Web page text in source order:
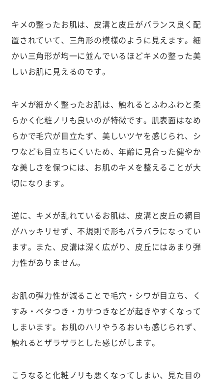
キメの整ったお肌は、皮溝と皮丘がバランス良く配
置されていて、三角形の模様のように見えます。細
かい三角形が均一に並んでいるほどキメの整った美
しいお肌に見えるのです。
キメが細かく整ったお肌は、触れるとふわふわと柔
らかく化粧ノリも良いのが特徴です。肌表面はなめ
らかで毛穴が目立たず、美しいツヤを感じられ、シ
ワなども目立ちにくいため、年齢に見合った健やか
な美しさを保つには、お肌のキメを整えることが大
切になります。
逆に、キメが乱れているお肌は、皮溝と皮丘の網目
がハッキリせず、不規則で形もバラバラになってい
ます。また、皮溝は深く広がり、皮丘にはあまり弾
力性がありません。
お肌の弾力性が減ることで毛穴・シワが目立ち、く
すみ・ベタつき・カサつきなどが起きやすくなって
しまいます。お肌のハリやうるおいも感じられず、
触れるとザラザラとした感じがします。
こうなると化粧ノリも悪くなってしまい、見た目の